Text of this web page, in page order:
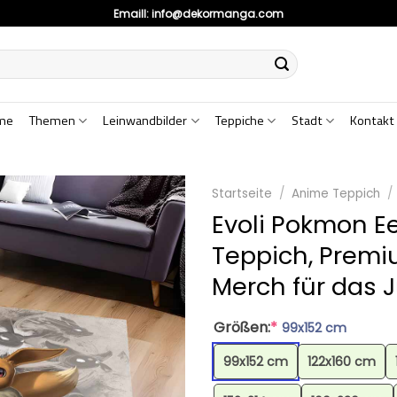
Emaill:info@dekormanga.com
Themen Leinwandbilder Teppiche Stadt Kontakt
Startseite / Anime Teppich /
Evoli Pokmon
Teppich,
Merch für das
Größen:* 99x152 cm
99x152 cm
122x160 cm